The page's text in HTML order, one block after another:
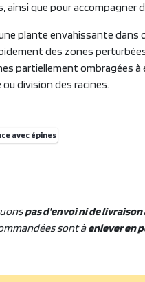
ainsi que pour accompagner
plante envahissante
des zones
partiellement ombragées
division des racines.
avec épines
pas d'envoi ni de
sont àenlever en